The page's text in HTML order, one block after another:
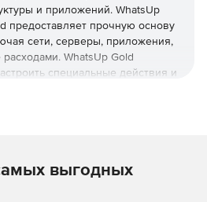
и приложений. WhatsUp
предоставляет прочную основу
сети, серверы, приложения,
WhatsUp Gold
специальные действия и
позволяет получать оповещения
сбоя системы для управления
выгодных